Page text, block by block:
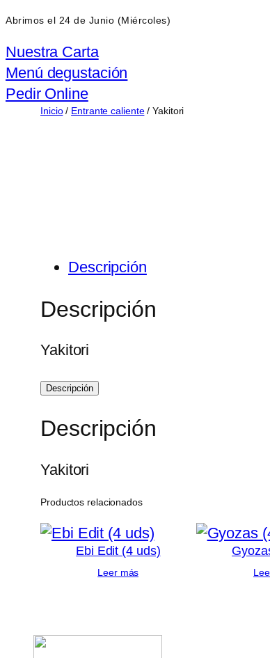
Abrimos el 24 de Junio (Miércoles)
Nuestra Carta
Menú degustación
Pedir Online
Inicio/ Entrante caliente/ Yakitori
Descripción
Descripción
Yakitori
Descripción
Descripción
Yakitori
Productos relacionados
Ebi Edit (4 uds)
Leer más